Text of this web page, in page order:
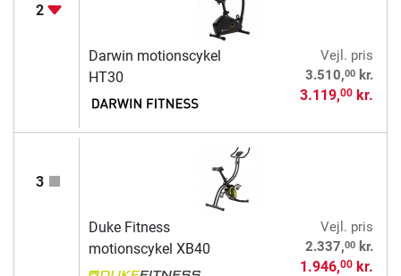
2
Darwin motionscykel
HT30
Vejl. pris
3.510,00kr.
3.119,00kr.
3
Duke Fitness
motionscykel XB40
Vejl. pris
2.337,00kr.
1.946,00kr.